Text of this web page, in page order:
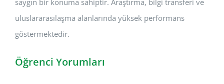
saygın bir konuma sahiptir. Araştırma, bilgi transferi ve
uluslararasılaşma alanlarında yüksek performans
göstermektedir.
Öğrenci Yorumları